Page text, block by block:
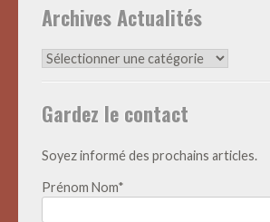
Archives Actualités
Archives
Gardez le contact
Soyez informé des prochains articles.
Prénom Nom*